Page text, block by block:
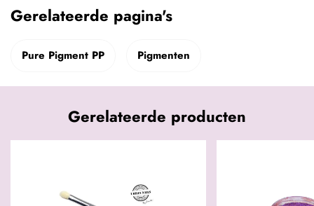
Gerelateerde pagina's
Pure Pigment PP Pigmenten
Gerelateerde producten